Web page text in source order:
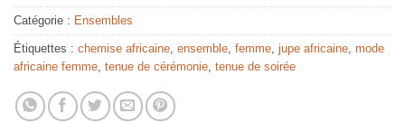
Catégorie : Ensembles
Étiquettes : chemise africaine ensemble femme jupe africaine mode
africaine femme tenue de cérémonie tenue de soirée